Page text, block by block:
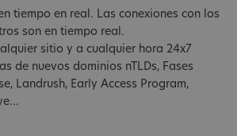
tiempo en real. Las conexiones con los
son en tiempo real.
sitio y a cualquier hora 24x7
de nuevos dominios nTLDs, Fases
Landrush, Early Access Program,